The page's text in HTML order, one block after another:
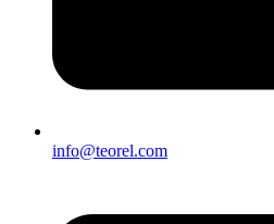
info@teorel.com